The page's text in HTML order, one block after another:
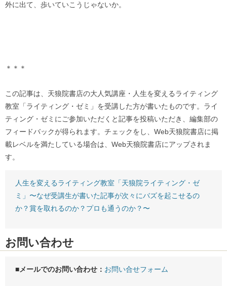
外に出て、歩いていこうじゃないか。
＊＊＊
この記事は、天狼院書店の大人気講座・人生を変えるライティング
教室「ライティング・ゼミ」を受講した方が書いたものです。ライ
ティング・ゼミにご参加いただくと記事を投稿いただき、編集部の
フィードバックが得られます。チェックをし、Web天狼院書店に掲
載レベルを満たしている場合は、Web天狼院書店にアップされま
す。
人生を変えるライティング教室「天狼院ライティング・ゼ
ミ」〜なぜ受講生が書いた記事が次々にバズを起こせるの
か？賞を取れるのか？プロも通うのか？〜
お問い合わせ
■メールでのお問い合わせ： お問い合せフォーム